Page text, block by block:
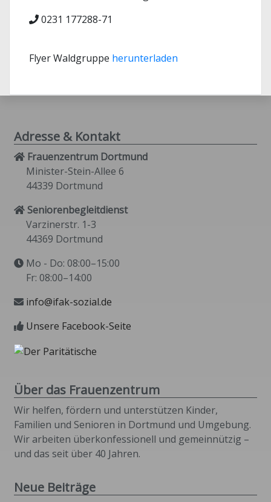
0231 177288-71
Flyer Waldgruppe herunterladen
Adresse & Kontakt
Frauenzentrum Dortmund
Minister-Stein-Allee 6
44339 Dortmund
Seniorenbegleitdienst
Varzinerstr. 1-3
44369 Dortmund
Mo - Do: 08:00–15:00
Fr: 08:00–14:00
info@ifak-sozial.de
Unsere Facebook-Seite
Über das Frauenzentrum
Wir helfen, fördern und unterstützen Kinder,
Familien und Senioren in Dortmund und Umgebung.
Wir arbeiten überkonfessionell und gemeinnützig –
und das seit über 40 Jahren.
Neue Beiträge